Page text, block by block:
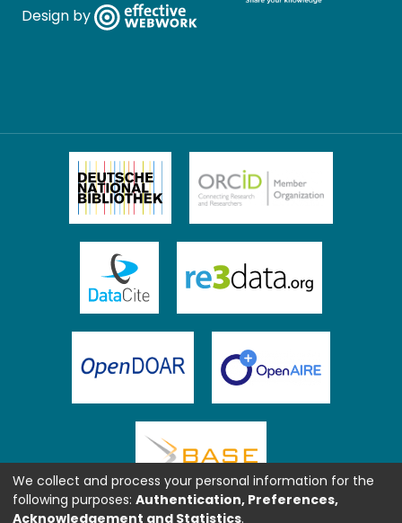
Design by
We collect and process your personal information for the
following purposes: Authentication, Preferences,
Acknowledgement and Statistics.